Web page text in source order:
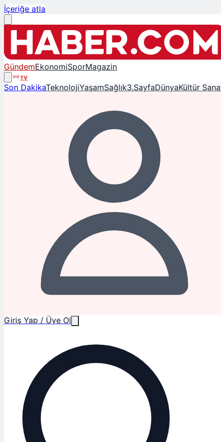
İçeriğe atla
GündemEkonomiSporMagazin
TV
Son DakikaTeknolojiYaşamSağlık3.SayfaDünyaKültür
Giriş Yap / Üye Ol